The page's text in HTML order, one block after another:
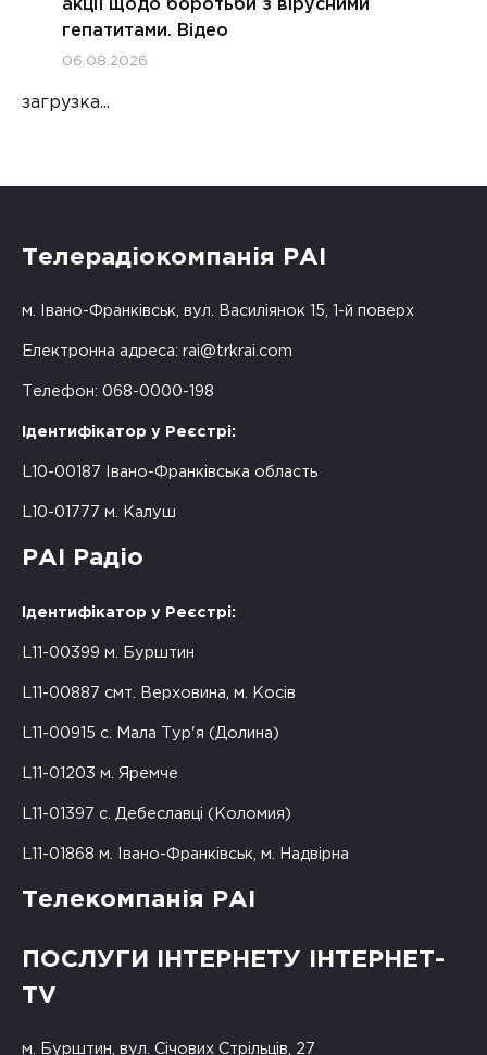
акції щодо боротьби з вірусними
гепатитами. Відео
06.08.2026
загрузка...
Телерадіокомпанія РАІ
м. Івано-Франківськ, вул. Василіянок 15, 1-й поверх
Електронна адреса: rai@trkrai.com
Телефон: 068-0000-198
Ідентифікатор у Реєстрі:
L10-00187 Івано-Франківська область
L10-01777 м. Калуш
РАІ Радіо
Ідентифікатор у Реєстрі:
L11-00399 м. Бурштин
L11-00887 смт. Верховина, м. Косів
L11-00915 с. Мала Тур'я (Долина)
L11-01203 м. Яремче
L11-01397 с. Дебеславці (Коломия)
L11-01868 м. Івано-Франківськ, м. Надвірна
Телекомпанія РАІ
ПОСЛУГИ ІНТЕРНЕТУ ІНТЕРНЕТ-
TV
м. Бурштин, вул. Січових Стрільців, 27